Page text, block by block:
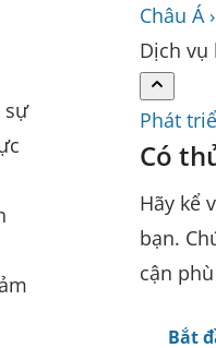
sự
Châu Á ›
Dịch vụ
Phát
Có
Hãy kể
bạn.
cận
Bắt